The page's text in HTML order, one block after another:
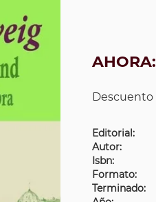
AHORA:
Descuento
Editorial:
Autor:
Isbn:
Formato:
Terminado: